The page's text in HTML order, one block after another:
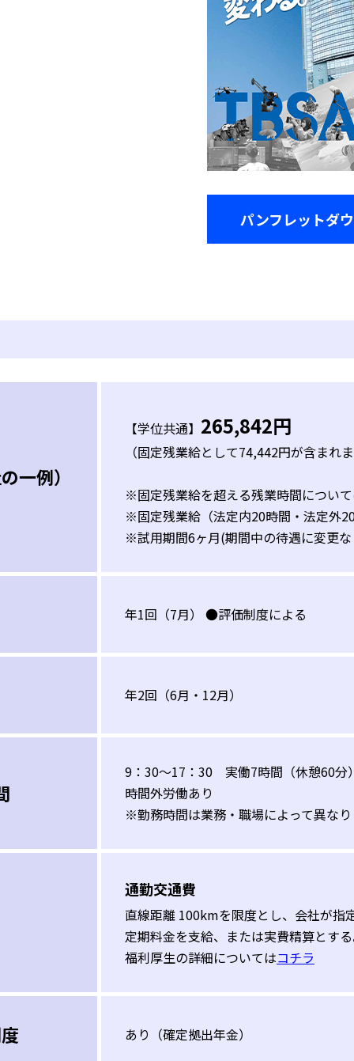
パンフレットダ
一例）
【学位共通】 265,842円
（固定残業給として74,442円が含まれ
※固定残業給を超える残業時間につい
※固定残業給（法定内20時間・法定外
※試用期間6ヶ月(期間中の待遇に変更
年1回（7月） ●評価制度による
年2回（6月・12月）
9：30～17：30 実働7時間（休憩60分
時間外労働あり
※勤務時間は業務・職場によって異な
通勤交通費
直線距離 100kmを限度とし、会社が指
定期料金を支給、または実費精算とす
福利厚生の詳細についてはコチラ
あり（確定拠出年金）